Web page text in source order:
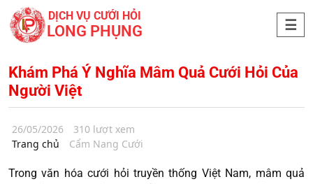
DỊCH VỤ CƯỚI HỎI
LONG PHỤNG
Khám Phá Ý Nghĩa Mâm Quả Cưới Hỏi Của
Người Việt
26/05/2026
310 lượt xem
Trang chủ
Cẩm Nang Cưới
Trong văn hóa cưới hỏi truyền thống Việt Nam, mâm quả